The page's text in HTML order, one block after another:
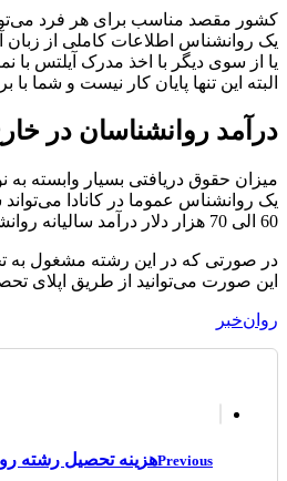
کشور مقصد مناسب برای هر فرد
یک روانشناس اطلاعات کاملی از زبان
یا از سوی دیگر با اخذ مدرک آیلتس با
البته این تنها پایان کار نیست و
درآمد روانشناسان در
میزان حقوق دریافتی بسیار وابسته
60 الی 70 هزار دلار درآمد سالیانه روانشناس می‌باشد.
در صورتی که در این رشته مشغول به
این صورت می‌توانید از طریق اپلای
روان‌خبر
Previousهزینه تحصیل رشته